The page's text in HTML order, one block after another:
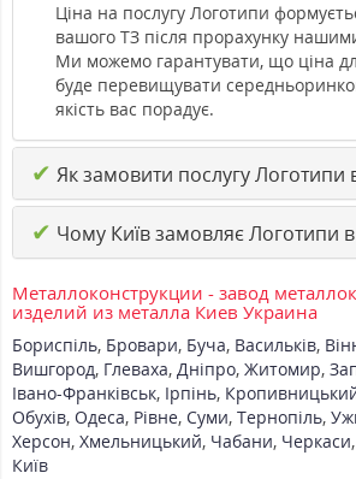
Ціна на послугу Логотипи
вашого ТЗ після прорахунку
Ми можемо гарантувати, що ціна
буде перевищувати
якість вас порадує.
✔ Як замовити послугу Логотипи
✔ Чому Київ замовляє Логотипи
Металлоконструкции - завод
изделий из металла Киев Украина
Бориспіль, Бровари, Буча, Васильків,
Вишгород, Глеваха, Дніпро, Житомир,
Івано-Франківськ, Ірпінь,
Обухів, Одеса, Рівне, Суми, Тернопіль,
Херсон, Хмельницький, Чабани, Черкаси,
Київ